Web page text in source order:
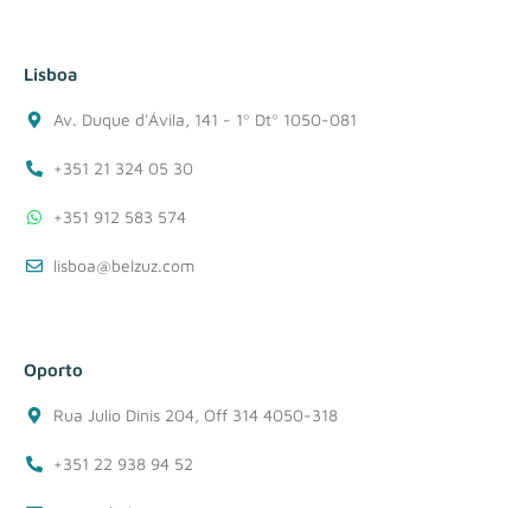
Lisboa
Av. Duque d'Ávila, 141 - 1º Dtº 1050-081
+351 21 324 05 30
+351 912 583 574
lisboa@belzuz.com
Oporto
Rua Julio Dinis 204, Off 314 4050-318
+351 22 938 94 52